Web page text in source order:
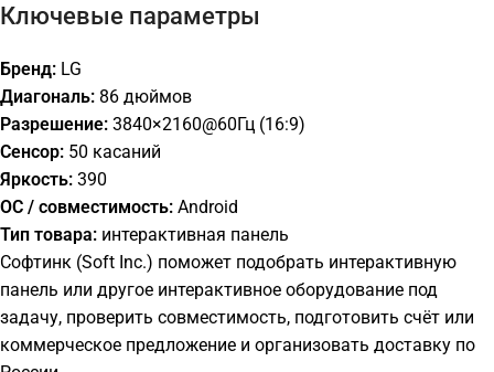
Ключевые параметры
Бренд: LG
Диагональ: 86 дюймов
Разрешение: 3840×2160@60Гц (16:9)
Сенсор: 50 касаний
Яркость: 390
ОС / совместимость: Android
Тип товара: интерактивная панель
Софтинк (Soft Inc.) поможет подобрать интерактивную
панель или другое интерактивное оборудование под
задачу, проверить совместимость, подготовить счёт или
коммерческое предложение и организовать доставку по